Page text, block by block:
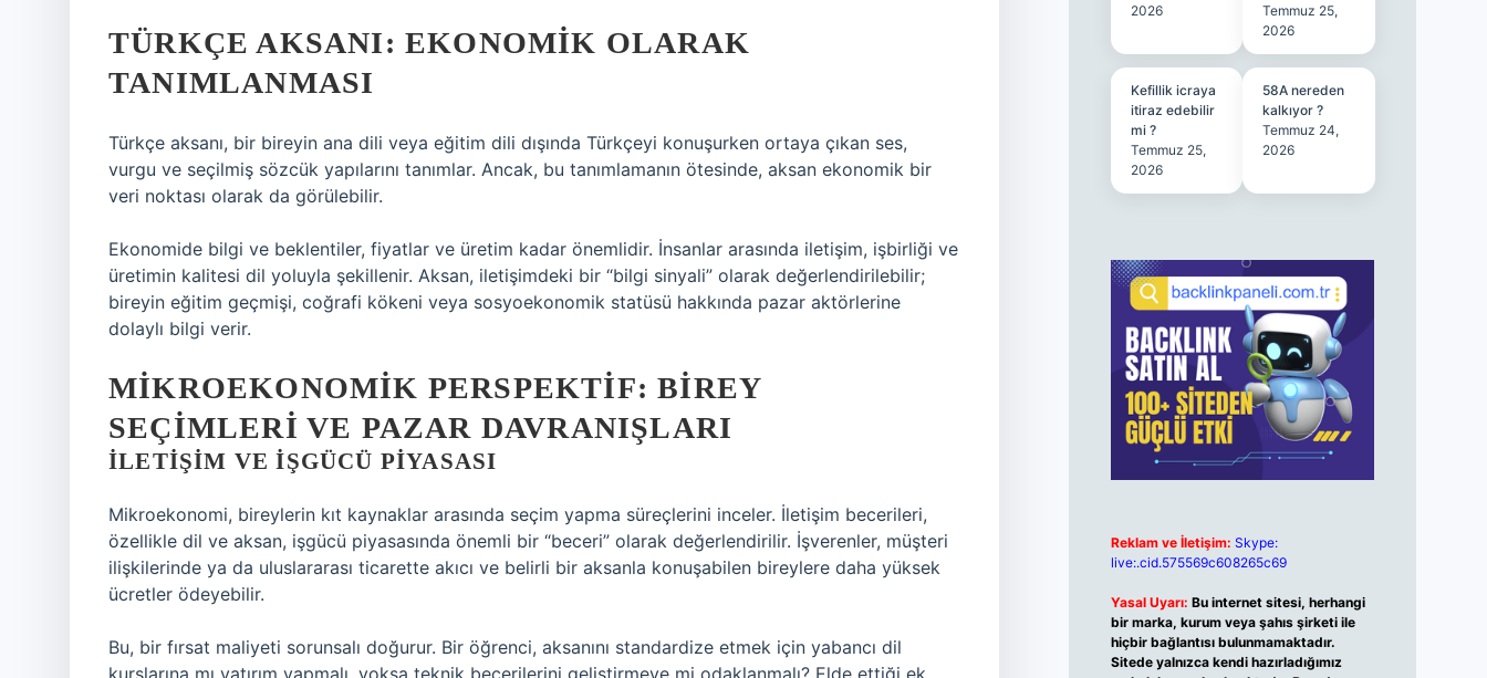
TÜRKÇE AKSANI: EKONOMIK OLARAK
TANIMLANMASI
Türkçe aksanı, bir bireyin ana dili veya eğitim dili dışında Türkçeyi konuşurken ortaya çıkan ses,
vurgu ve seçilmiş sözcük yapılarını tanımlar. Ancak, bu tanımlamanın ötesinde, aksan ekonomik bir
veri noktası olarak da görülebilir.
Ekonomide bilgi ve beklentiler, fiyatlar ve üretim kadar önemlidir. İnsanlar arasında iletişim, işbirliği ve
üretimin kalitesi dil yoluyla şekillenir. Aksan, iletişimdeki bir “bilgi sinyali” olarak değerlendirilebilir;
bireyin eğitim geçmişi, coğrafi kökeni veya sosyoekonomik statüsü hakkında pazar aktörlerine
dolaylı bilgi verir.
MIKROEKONOMIK PERSPEKTIF: BIREY
SEÇIMLERI VE PAZAR DAVRANIŞLARI
İLETIŞIM VE İŞGÜCÜ PIYASASI
Mikroekonomi, bireylerin kıt kaynaklar arasında seçim yapma süreçlerini inceler. İletişim becerileri,
özellikle dil ve aksan, işgücü piyasasında önemli bir “beceri” olarak değerlendirilir. İşverenler, müşteri
ilişkilerinde ya da uluslararası ticarette akıcı ve belirli bir aksanla konuşabilen bireylere daha yüksek
ücretler ödeyebilir.
Bu, bir fırsat maliyeti sorunsalı doğurur. Bir öğrenci, aksanını standardize etmek için yabancı dil
kurslarına mı yatırım yapmalı, yoksa teknik becerilerini geliştirmeye mi odaklanmalı? Elde ettiği ek
2026
Temmuz 25,
2026
Kefillik icraya
itiraz edebilir
mi ?
Temmuz 25,
2026
58A nereden
kalkıyor ?
Temmuz 24,
2026
Reklam ve İletişim: Skype:
live:.cid.575569c608265c69
Yasal Uyarı: Bu internet sitesi, herhangi
bir marka, kurum veya şahıs şirketi ile
hiçbir bağlantısı bulunmamaktadır.
Sitede yalnızca kendi hazırladığımız